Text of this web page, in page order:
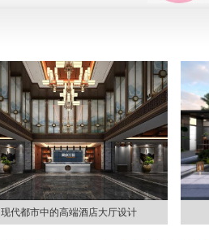
现代都市中的高端酒店大厅设计